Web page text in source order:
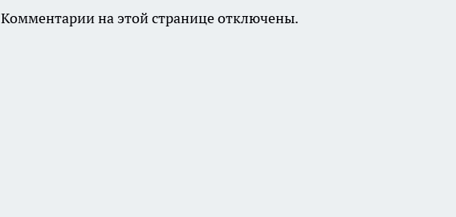
Комментарии на этой странице отключены.